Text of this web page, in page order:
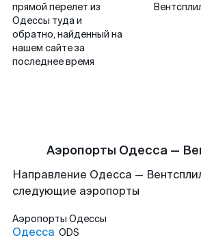
прямой перелет из
Одессы туда и
обратно, найденный на
нашем сайте за
последнее время
Аэропорты Одесса —
Направление Одесса —
следующие аэропорты
Аэропорты Одессы
Одесса ODS